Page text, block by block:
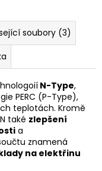
soubory (3)
N-Type,
PERC (P-Type),
teplotách. Kromě
také zlepšení
a
znamená
na elektřinu